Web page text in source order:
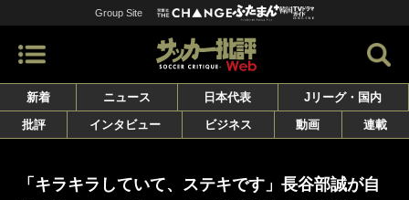
Group Site
新着 ニュース 日本代表
Jリーグ・国内
批評
インタビュー ビジネス 動画 連載
「キラキラしていて、ステキです」長谷部誠が自